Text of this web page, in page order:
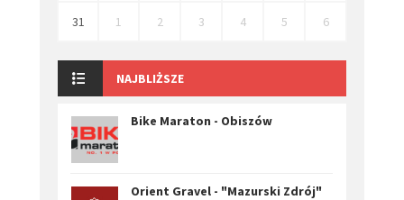
31 1 2 3 4 5 6
NAJBLIŻSZE
Bike Maraton - Obiszów
Orient Gravel - "Mazurski Zdrój"